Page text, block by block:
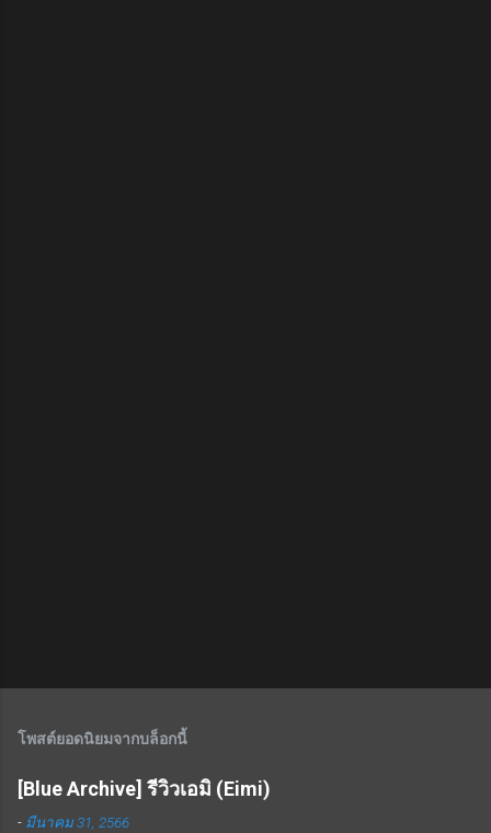
โพสต์ยอดนิยมจากบล็อกนี้
[Blue Archive] รีวิวเอมิ (Eimi)
- มีนาคม 31, 2566